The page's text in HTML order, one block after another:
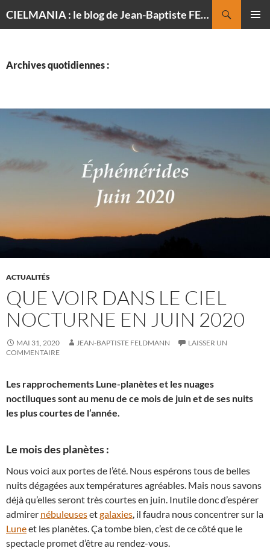
CIELMANIA : le blog de Jean-Baptiste FELDMANN, photographe du ciel
Archives quotidiennes :
ACTUALITÉS
QUE VOIR DANS LE CIEL
NOCTURNE EN JUIN 2020
MAI 31, 2020 JEAN-BAPTISTE FELDMANN
LAISSER UN
COMMENTAIRE
Les rapprochements Lune-planètes et les nuages
noctiluques sont au menu de ce mois de juin et de ses nuits
les plus courtes de l’année.
Le mois des planètes :
Nous voici aux portes de l’été. Nous espérons tous de belles
nuits dégagées aux températures agréables. Mais nous savons
déjà qu’elles seront très courtes en juin. Inutile donc d’espérer
admirer nébuleusesetgalaxies, il faudra nous concentrer sur la
Luneet les planètes. Ça tombe bien, c’est de ce côté que le
spectacle promet d’être au rendez-vous.